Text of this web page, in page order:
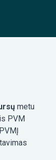
metu
PVM